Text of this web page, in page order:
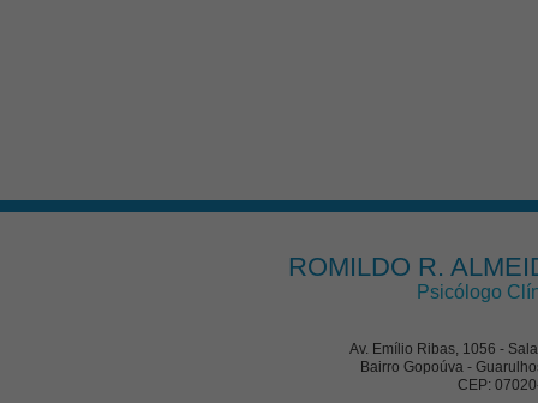
ROMILDO R.
Psicólogo
Av. Emílio Ribas, 1056 -
Bairro Gopoúva -
CEP: